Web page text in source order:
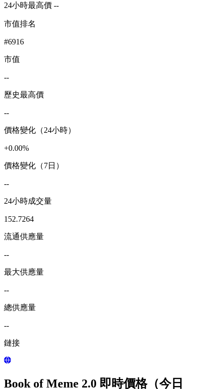
24小時最高價 --
市值排名
#6916
市值
--
歷史最高價
--
價格變化（24小時）
+0.00%
價格變化（7日）
--
24小時成交量
152.7264
流通供應量
--
最大供應量
--
總供應量
--
鏈接
Book of Meme 2.0 即時價格（今日